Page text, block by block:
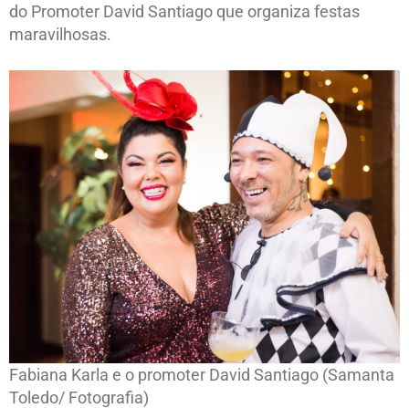
do Promoter David Santiago que organiza festas
maravilhosas.
Fabiana Karla e o promoter David Santiago (Samanta
Toledo/ Fotografia)